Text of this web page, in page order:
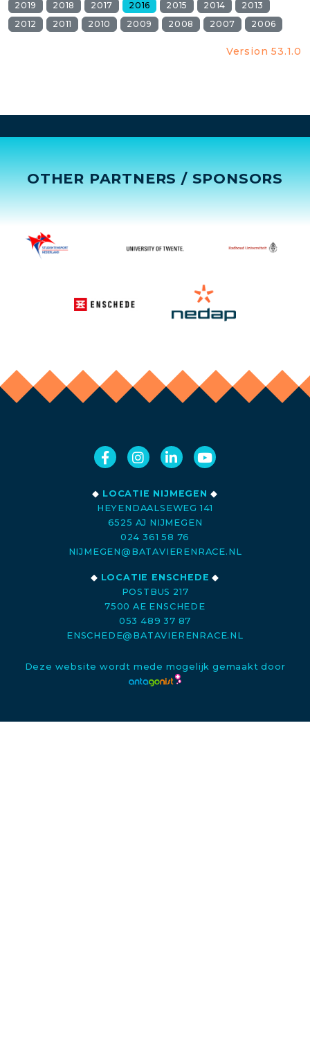
2019
2018 2017 2016 2015 2014
2013
2012
2011 2010 2009 2008 2007 2006
Version 53.1.0
OTHER PARTNERS / SPONSORS
◆ LOCATIE NIJMEGEN ◆
HEYENDAALSEWEG 141
6525 AJ NIJMEGEN
024 361 58 76
NIJMEGEN@BATAVIERENRACE.NL
◆ LOCATIE ENSCHEDE ◆
POSTBUS 217
7500 AE ENSCHEDE
053 489 37 87
ENSCHEDE@BATAVIERENRACE.NL
Deze website wordt mede mogelijk gemaakt door